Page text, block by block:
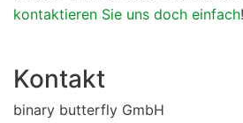
kontaktieren Sie uns doch einfach!
Kontakt
binary butterfly GmbH